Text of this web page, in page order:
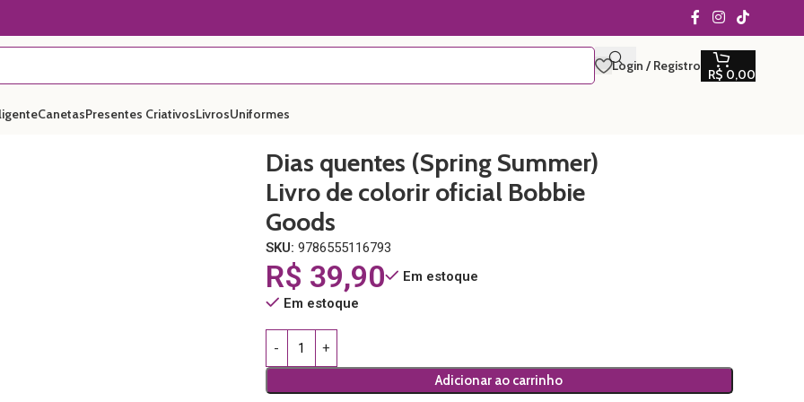
Login / Registro
R$ 0,00
CanetasPresentes CriativosLivrosUniformes
Dias quentes (Spring Summer)
Livro de colorir oficial Bobbie
Goods
SKU: 9786555116793
R$ 39,90
Em estoque
Em estoque
Adicionar ao carrinho